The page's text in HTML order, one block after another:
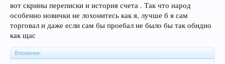
вот скрины переписки и история счета . Так что народ
особенно новички не лохонитесь как я, лучше б я сам
торговал и даже если сам бы проебал не было бы так обидно
как щас
Вложения: